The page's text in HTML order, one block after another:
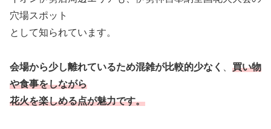
穴場スポット
として知られています。
会場から少し離れているため混雑が比較的少なく
買い物
や食事をしながら
花火を楽しめる点が魅力です。